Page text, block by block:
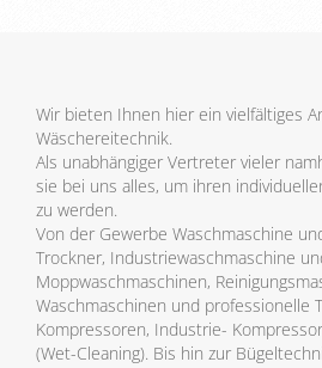
Wir bieten Ihnen hier ein vielfältiges
Wäschereitechnik.
Als unabhängiger Vertreter vieler
sie bei uns alles, um ihren
zu werden.
Von der Gewerbe Waschmaschine
Trockner, Industriewaschmaschine
Moppwaschmaschinen,
Waschmaschinen und professionelle
Kompressoren, Industrie-
(Wet-Cleaning). Bis hin zur